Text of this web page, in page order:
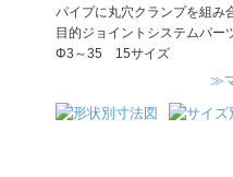
パイプに丸穴クランプを組み
目的ジョイントシステムパー
Φ3～35 15サイズ
≫